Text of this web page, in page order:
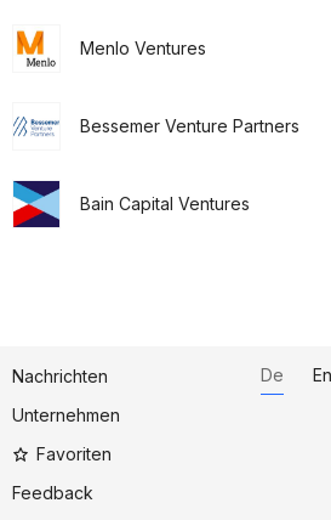
Menlo Ventures
Bessemer Venture Partners
Bain Capital Ventures
Nachrichten
Unternehmen
Favoriten
Feedback
De En